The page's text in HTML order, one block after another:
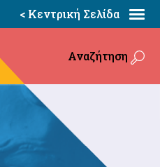
< Κεντρική Σελίδα
Αναζήτηση